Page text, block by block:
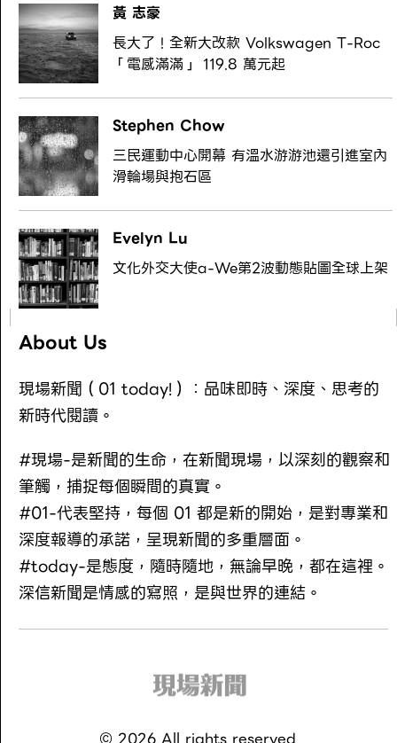
黃 志豪
長大了！全新大改款 Volkswagen T-Roc
「電感滿滿」 119.8 萬元起
Stephen Chow
三民運動中心開幕 有溫水游游池還引進室內
滑輪場與抱石區
Evelyn Lu
文化外交大使a-We第2波動態貼圖全球上架
About Us
現場新聞（01 today!）：品味即時、深度、思考的
新時代閱讀。
#現場-是新聞的生命，在新聞現場，以深刻的觀察和
筆觸，捕捉每個瞬間的真實。
#01-代表堅持，每個 01 都是新的開始，是對專業和
深度報導的承諾，呈現新聞的多重層面。
#today-是態度，隨時隨地，無論早晚，都在這裡。
深信新聞是情感的寫照，是與世界的連結。